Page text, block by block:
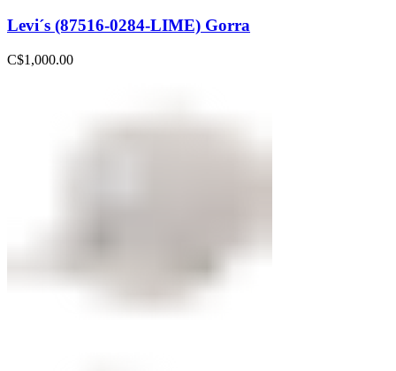
Levi´s (87516-0284-LIME) Gorra
C$1,000.00